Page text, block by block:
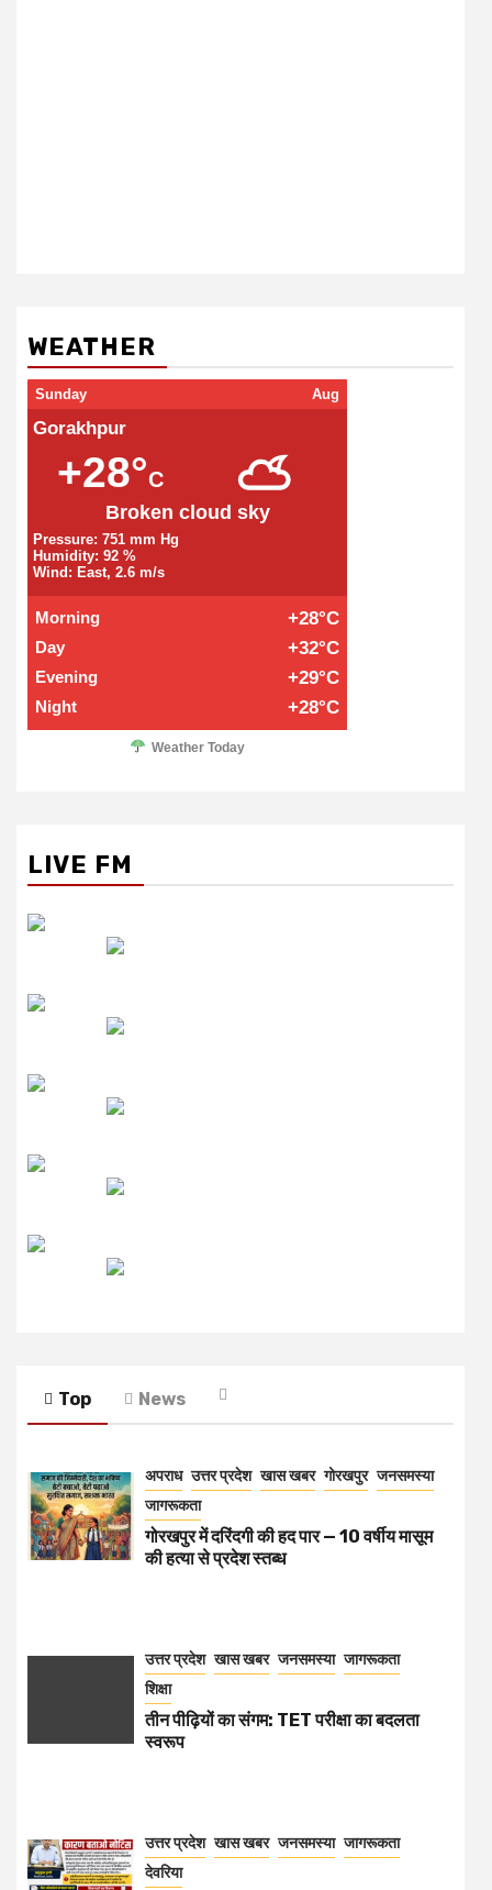
WEATHER
Sunday Aug
Gorakhpur
+28°C
Broken cloud sky
Pressure: 751 mm Hg
Humidity: 92 %
Wind: East, 2.6 m/s
Morning +28°C
Day +32°C
Evening +29°C
Night +28°C
Weather Today
LIVE FM
Top News
अपराध उत्तर प्रदेश खास खबर गोरखपुर जनसमस्या
जागरूकता
गोरखपुर में दरिंदगी की हद पार — 10 वर्षीय मासूम
की हत्या से प्रदेश स्तब्ध
उत्तर प्रदेश खास खबर जनसमस्या जागरूकता
शिक्षा
तीन पीढ़ियों का संगम: TET परीक्षा का बदलता
स्वरूप
उत्तर प्रदेश खास खबर जनसमस्या जागरूकता
देवरिया